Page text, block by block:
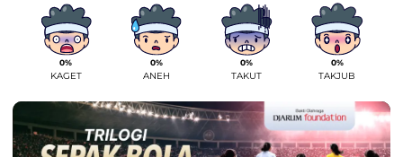
0%
KAGET
0%
ANEH
0%
TAKUT
0%
TAKJUB